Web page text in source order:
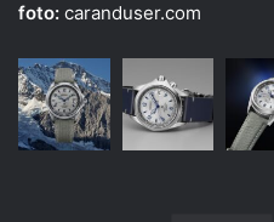
foto: caranduser.com